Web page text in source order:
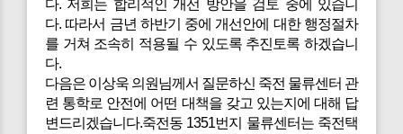
다. 저희는 합리적인 개선 방안을 검토 중에 있습니
다. 따라서 금년 하반기 중에 개선안에 대한 행정절차
를 거쳐 조속히 적용될 수 있도록 추진토록 하겠습니
다.
다음은 이상욱 의원님께서 질문하신 죽전 물류센터 관
련 통학로 안전에 어떤 대책을 갖고 있는지에 대해 답
변드리겠습니다.죽전동 1351번지 물류센터는 죽전택